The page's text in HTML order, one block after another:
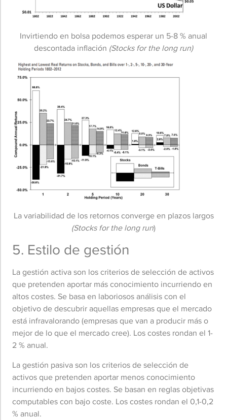
Invirtiendo en bolsa podemos esperar un 5-8 % anual
descontada inflación (Stocks for the long run)
La variabilidad de los retornos converge en plazos largos
(Stocks for the long run)
5. Estilo de gestión
La gestión activa son los criterios de selección de activos
que pretenden aportar más conocimiento incurriendo en
altos costes. Se basa en laboriosos análisis con el
objetivo de descubrir aquellas empresas que el mercado
está infravalorando (empresas que van a producir más o
mejor de lo que el mercado cree). Los costes rondan el 1-
2 % anual.
La gestión pasiva son los criterios de selección de
activos que pretenden aportar menos conocimiento
incurriendo en bajos costes. Se basan en reglas objetivas
computables con bajo coste. Los costes rondan el 0,1-0,2
% anual.